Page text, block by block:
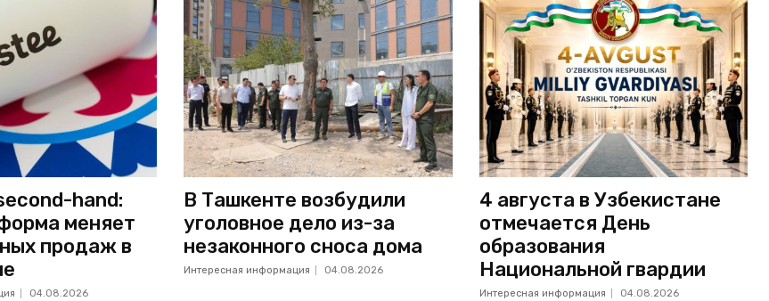
hand:
меняет
продаж в
04.08.2026
В Ташкенте возбудили
уголовное дело из-за
незаконного сноса дома
Интересная информация 04.08.2026
4 августа в Узбекистане
отмечается День
образования
Национальной гвардии
Интересная информация 04.08.2026